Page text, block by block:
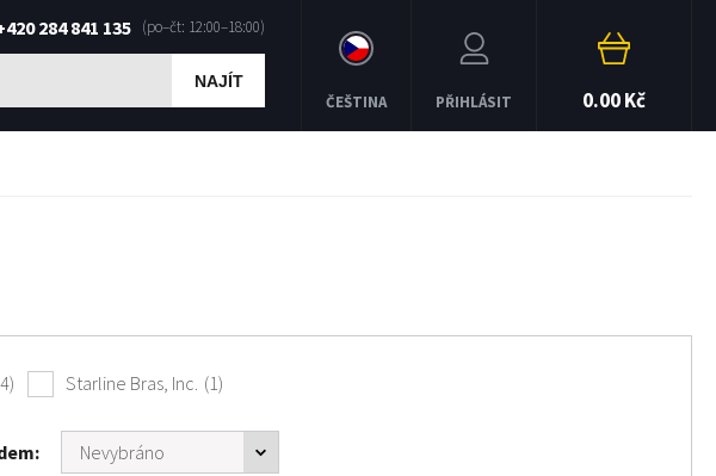
284 841 135
NAJÍT
ČEŠTINA PŘIHLÁSIT 0.00 Kč
Starline Bras, Inc. (1)